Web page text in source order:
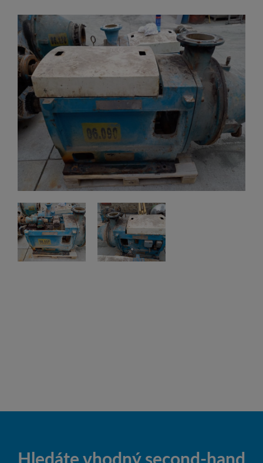
Hledáte vhodný second-hand